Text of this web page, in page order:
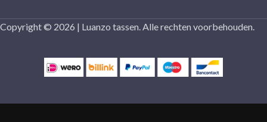
Copyright © 2026 | Luanzo tassen. Alle rechten voorbehouden.